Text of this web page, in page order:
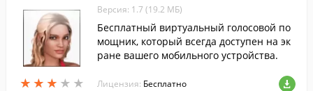
★ ★ ★ ★ ★
★ ★ ★ ★ ★
Версия: 1.7 (19.2 МБ)
Бесплатный виртуальный голосовой по
мощник, который всегда доступен на эк
ране вашего мобильного устройства.
Лицензия: Бесплатно